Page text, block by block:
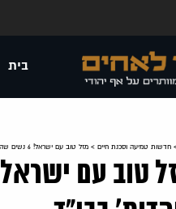
בית
חדשות טמיעה וסכנת חיים >מזל טוב עם ישראל! 6 נשים שהתאסלמו עברו טקס 'השבה ליהדות' בבי"ד